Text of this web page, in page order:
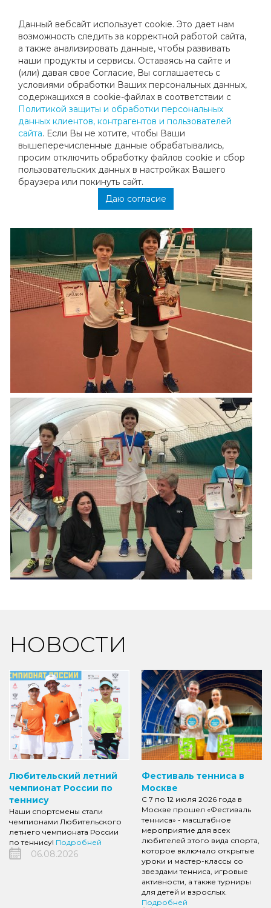
Данный вебсайт использует cookie. Это дает нам
возможность следить за корректной работой сайта,
а также анализировать данные, чтобы развивать
наши продукты и сервисы. Оставаясь на сайте и
(или) давая свое Согласие, Вы соглашаетесь с
условиями обработки Ваших персональных данных,
содержащихся в cookie-файлах в соответствии с
Политикой защиты и обработки персональных
данных клиентов, контрагентов и пользователей
сайта. Если Вы не хотите, чтобы Ваши
вышеперечисленные данные обрабатывались,
просим отключить обработку файлов cookie и сбор
пользовательских данных в настройках Вашего
браузера или покинуть сайт.
Даю согласие
ПЕРВЕНСТВО ЦЕНТРАЛЬНОГО
ФЕДЕРАЛЬНОГО ОКРУГА
На минувшей неделе, на кортах Белгородской академии
тенниса Шамиля Тарпищева, прошло Первенство
Центрального федерального округа среди юношей и
девушек до 13 лет, 1 категория РТТ! Воспитанник нашего
клуба Даниэль Хазиме отлично выступил на этом
соревновании, завоевав два первых места - в одиночке и
в паре! Поздравляем! Желаем дальнейших успехов!
НОВОСТИ
Любительский летний
чемпионат России по
теннису
Наши спортсмены стали
чемпионами Любительского
летнего чемпионата России
по теннису! Подробней
06.08.2026
Фестиваль тенниса в
Москве
С 7 по 12 июля 2026 года в
Москве прошел «Фестиваль
тенниса» - масштабное
мероприятие для всех
любителей этого вида спорта,
которое включало открытые
уроки и мастер-классы со
звездами тенниса, игровые
активности, а также турниры
для детей и взрослых.
Подробней